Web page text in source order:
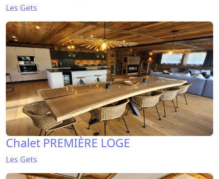
Les Gets
Chalet PREMIÈRE LOGE
Les Gets